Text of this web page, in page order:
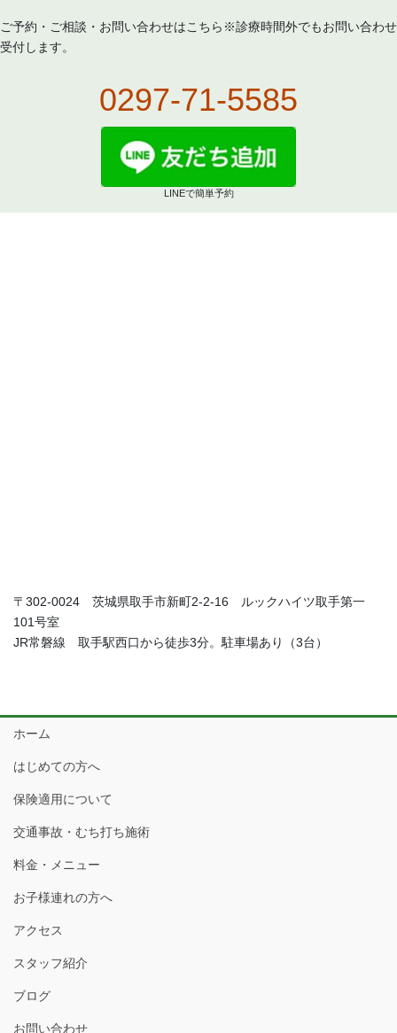
ご予約・ご相談・お問い合わせはこちら※診療時間外でもお問い合わせ
受付します。
0297-71-5585
LINEで簡単予約
〒302-0024 茨城県取手市新町2-2-16 ルックハイツ取手第一
101号室
JR常磐線 取手駅西口から徒歩3分。駐車場あり（3台）
ホーム
はじめての方へ
保険適用について
交通事故・むち打ち施術
料金・メニュー
お子様連れの方へ
アクセス
スタッフ紹介
ブログ
お問い合わせ